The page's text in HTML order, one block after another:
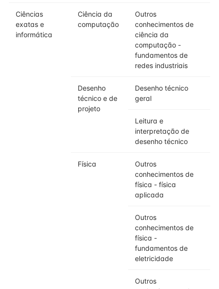
Ciências
exatas e
informática
Ciência da
computação
Outros
conhecimentos de
ciência da
computação -
fundamentos de
redes industriais
Desenho
técnico e de
projeto
Desenho técnico
geral
Leitura e
interpretação de
desenho técnico
Física
Outros
conhecimentos de
física - física
aplicada
Outros
conhecimentos de
física -
fundamentos de
eletricidade
Outros